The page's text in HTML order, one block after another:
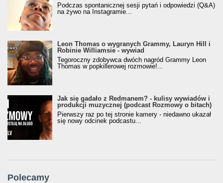
Podczas spontanicznej sesji pytań i odpowiedzi (Q&A)
na żywo na Instagramie...
Leon Thomas o wygranych Grammy, Lauryn Hill i
Robinie Williamsie - wywiad
Tegoroczny zdobywca dwóch nagród Grammy Leon
Thomas w popkillerowej rozmowie!...
Jak się gadało z Redmanem? - kulisy wywiadów i
produkcji muzycznej (podcast Rozmowy o bitach)
Pierwszy raz po tej stronie kamery - niedawno ukazał
się nowy odcinek podcastu...
Polecamy